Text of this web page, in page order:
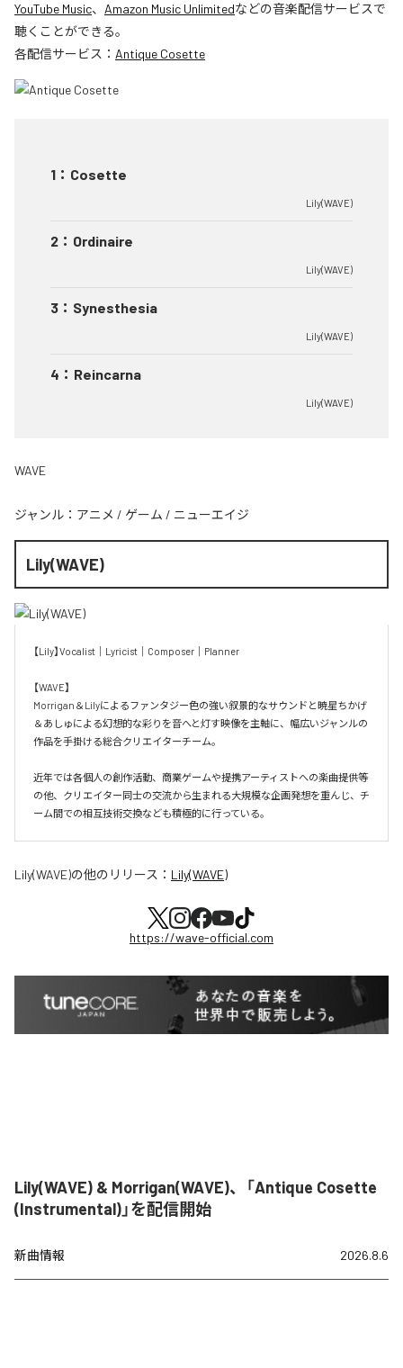
YouTube Music、 Amazon Music Unlimitedなどの音楽配信サービスで
聴くことができる。
各配信サービス： Antique Cosette
1 ： Cosette
Lily(WAVE)
2 ： Ordinaire
Lily(WAVE)
3 ： Synesthesia
Lily(WAVE)
4 ： Reincarna
Lily(WAVE)
WAVE
ジャンル： アニメ / ゲーム / ニューエイジ
Lily(WAVE)
【Lily】Vocalist｜Lyricist｜Composer｜Planner
【WAVE】
Morrigan＆Lilyによるファンタジー色の強い叙景的なサウンドと暁星ちかげ
＆あしゅによる幻想的な彩りを音へと灯す映像を主軸に、幅広いジャンルの
作品を手掛ける総合クリエイターチーム。
近年では各個人の創作活動、商業ゲームや提携アーティストへの楽曲提供等
の他、クリエイター同士の交流から生まれる大規模な企画発想を重んじ、チ
ーム間での相互技術交換なども積極的に行っている。
Lily(WAVE)の他のリリース： Lily(WAVE)
https://wave-official.com
Lily(WAVE) & Morrigan(WAVE)、「Antique Cosette
(Instrumental)」を配信開始
新曲情報 2026.8.6